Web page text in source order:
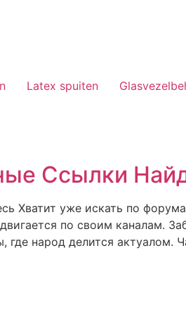
Latex spuiten
Ссылки
Хватит уже искать по
по своим каналам.
народ делится актуалом.